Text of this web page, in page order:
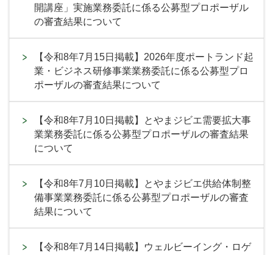
開講座」実施業務委託に係る公募型プロポーザル
の審査結果について
【令和8年7月15日掲載】2026年度ポートランド起
業・ビジネス研修事業業務委託に係る公募型プロ
ポーザルの審査結果について
【令和8年7月10日掲載】とやまジビエ需要拡大事
業業務委託に係る公募型プロポーザルの審査結果
について
【令和8年7月10日掲載】とやまジビエ供給体制整
備事業業務委託に係る公募型プロポーザルの審査
結果について
【令和8年7月14日掲載】ウェルビーイング・ロゲ